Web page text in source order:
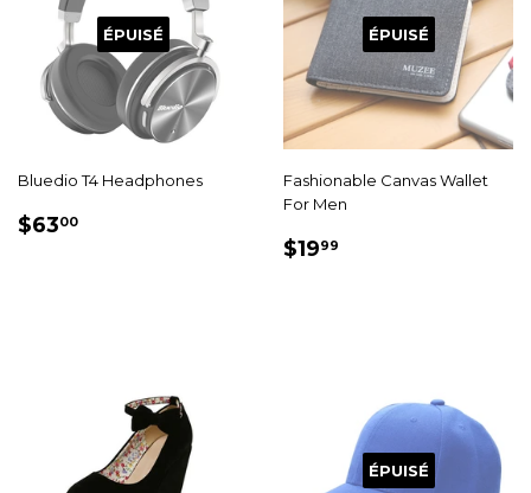
ÉPUISÉ
Bluedio T4 Headphones
PRIX
$6300
ÉPUISÉ
Fashionable Canvas Wallet
For Men
PRIX
$1999
ÉPUISÉ